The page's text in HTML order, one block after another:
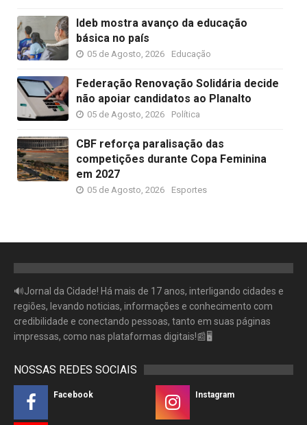
Ideb mostra avanço da educação
básica no país
05 de Agosto, 2026 Educação
Federação Renovação Solidária decide
não apoiar candidatos ao Planalto
05 de Agosto, 2026 Política
CBF reforça paralisação das
competições durante Copa Feminina
em 2027
05 de Agosto, 2026 Esportes
🔊Jornal da Cidade! Há mais de 17 anos, interligando cidades e
regiões, levando noticias, informações e conhecimento com
credibilidade e conectando pessoas, tanto em suas páginas
impressas, como nas plataformas digitais!📰🖥
NOSSAS REDES SOCIAIS
Facebook Instagram